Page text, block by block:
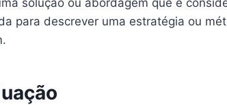
solução ou abordagem que é
para descrever uma estratégia ou